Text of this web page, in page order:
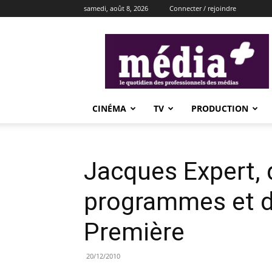
samedi, août 8, 2026 Connecter / rejoindre
CINÉMA TV PRODUCTION
Jacques Expert,
programmes et
Première
20/12/2010